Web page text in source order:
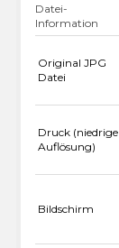
Datei-
Information
Original JPG
Datei
Druck (niedrige
Auflösung)
Bildschirm